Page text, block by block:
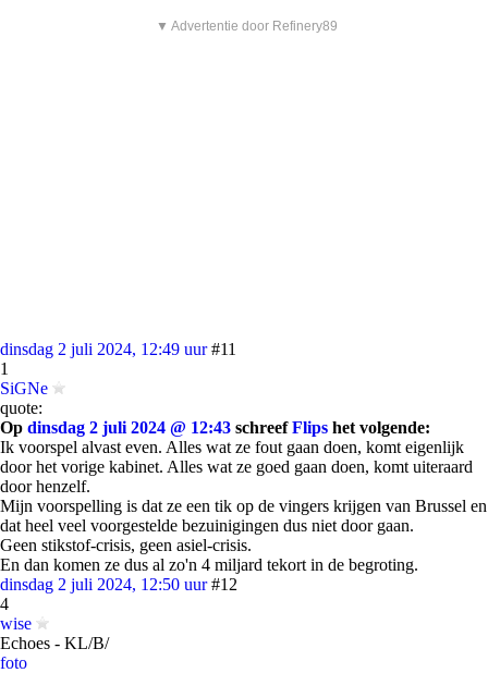
▼ Advertentie door Refinery89
dinsdag 2 juli 2024, 12:49 uur #11
1
SiGNe
quote:
Op dinsdag 2 juli 2024 @ 12:43 schreefFlips het volgende:
Ik voorspel alvast even. Alles wat ze fout gaan doen, komt eigenlijk
door het vorige kabinet. Alles wat ze goed gaan doen, komt uiteraard
door henzelf.
Mijn voorspelling is dat ze een tik op de vingers krijgen van Brussel en
dat heel veel voorgestelde bezuinigingen dus niet door gaan.
Geen stikstof-crisis, geen asiel-crisis.
En dan komen ze dus al zo'n 4 miljard tekort in de begroting.
dinsdag 2 juli 2024, 12:50 uur #12
4
wise
Echoes - KL/B/
foto